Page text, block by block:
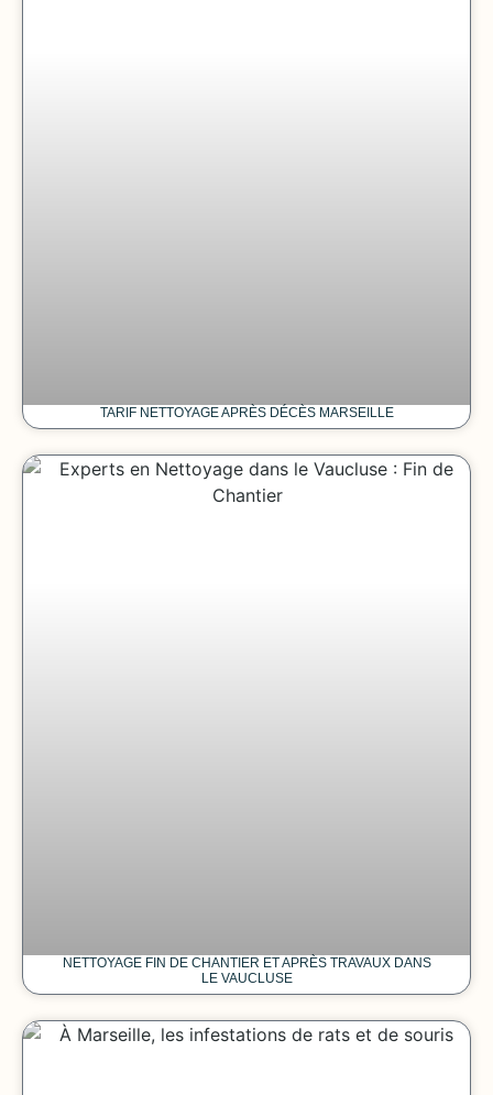
TARIF NETTOYAGE APRÈS DÉCÈS MARSEILLE
NETTOYAGE FIN DE CHANTIER ET APRÈS TRAVAUX DANS
LE VAUCLUSE